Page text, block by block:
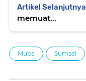
Artikel Selanjutnya
memuat...
Muba Sumsel